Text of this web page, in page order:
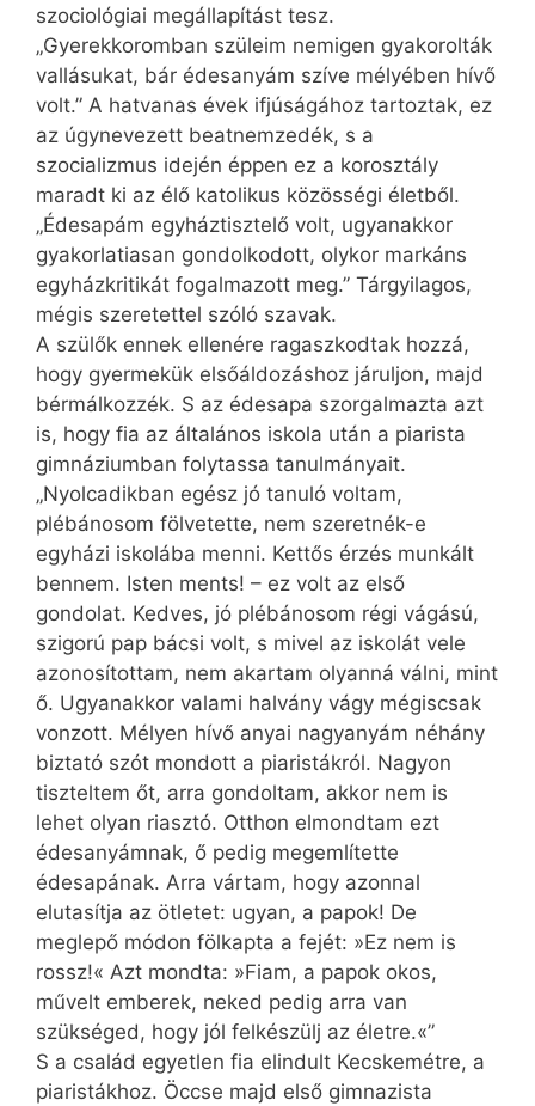
szociológiai megállapítást tesz.
„Gyerekkoromban szüleim nemigen gyakorolták
vallásukat, bár édesanyám szíve mélyében hívő
volt.” A hatvanas évek ifjúságához tartoztak, ez
az úgynevezett beatnemzedék, s a
szocializmus idején éppen ez a korosztály
maradt ki az élő katolikus közösségi életből.
„Édesapám egyháztisztelő volt, ugyanakkor
gyakorlatiasan gondolkodott, olykor markáns
egyházkritikát fogalmazott meg.” Tárgyilagos,
mégis szeretettel szóló szavak.
A szülők ennek ellenére ragaszkodtak hozzá,
hogy gyermekük első­áldozáshoz járuljon, majd
bérmálkozzék. S az édesapa szorgalmazta azt
is, hogy fia az általános iskola után a piarista
gimnáziumban folytassa tanulmányait.
„Nyolcadikban egész jó tanuló voltam,
plébánosom fölvetette, nem szeretnék-e
egyházi iskolába menni. Kettős érzés munkált
bennem. Isten ments! – ez volt az első
gondolat. Kedves, jó plébánosom régi vágású,
szigorú pap bácsi volt, s mivel az iskolát vele
azonosítottam, nem akartam olyanná válni, mint
ő. Ugyan­akkor valami halvány vágy mégiscsak
vonzott. Mélyen hívő anyai nagyanyám néhány
biztató szót mondott a piaristákról. Nagyon
tiszteltem őt, arra gondoltam, akkor nem is
lehet olyan riasztó. Otthon elmondtam ezt
édesanyámnak, ő pedig megemlítette
édesapának. Arra vártam, hogy azonnal
elutasítja az ötletet: ugyan, a papok! De
meglepő módon fölkapta a fejét: »Ez nem is
rossz!« Azt mondta: »Fiam, a papok okos,
művelt emberek, neked pedig arra van
szükséged, hogy jól felkészülj az életre.«”
S a család egyetlen fia elindult Kecskemétre, a
piaristákhoz. Öccse majd első gimnazista